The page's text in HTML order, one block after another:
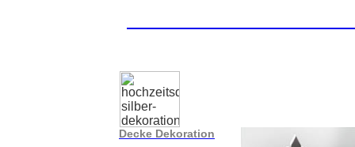
Decke Dekoration